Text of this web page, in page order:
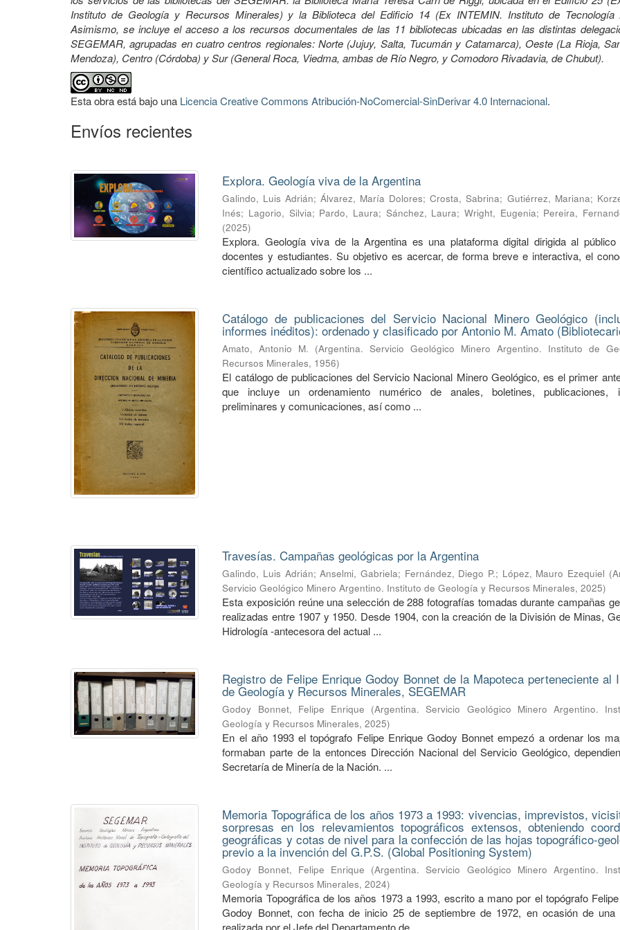
Instituto de Geología y Recursos Minerales) y la Biblioteca del Edificio 14 (Ex INTEMIN. Instituto de Tecnología
Asimismo, se incluye el acceso a los recursos documentales de las 11 bibliotecas ubicadas en las distintas
SEGEMAR, agrupadas en cuatro centros regionales: Norte (Jujuy, Salta, Tucumán y Catamarca), Oeste (La Rioja,
Mendoza), Centro (Córdoba) y Sur (General Roca, Viedma, ambas de Río Negro, y Comodoro Rivadavia, de Chubut).
Esta obra está bajo una Licencia Creative Commons Atribución-NoComercial-SinDerivar 4.0 Internacional.
Envíos recientes
Explora. Geología viva de la Argentina
Galindo, Luis Adrián;Álvarez, María Dolores;Crosta, Sabrina; Gutiérrez, Mariana;
Inés; Lagorio, Silvia; Pardo, Laura; Sánchez, Laura; Wright, Eugenia; Pereira,
(2025)
Explora. Geología viva de la Argentina es una plataforma digital dirigida al público
docentes y estudiantes. Su objetivo es acercar, de forma breve e interactiva, el
científico actualizado sobre los ...
Catálogo de publicaciones del Servicio Nacional Minero Geológico
informes inéditos): ordenado y clasificado por Antonio M. Amato
Amato, Antonio M. (Argentina. Servicio Geológico Minero Argentino. Instituto de
Recursos Minerales, 1956)
El catálogo de publicaciones del Servicio Nacional Minero Geológico, es el primer
que incluye un ordenamiento numérico de anales, boletines, publicaciones,
preliminares y comunicaciones, así como ...
Travesías. Campañas geológicas por la Argentina
Galindo, Luis Adrián;Anselmi, Gabriela; Fernández, Diego P.; López, Mauro Ezequiel (
Servicio Geológico Minero Argentino. Instituto de Geología y Recursos Minerales,2025)
Esta exposición reúne una selección de 288 fotografías tomadas durante campañas
realizadas entre 1907 y 1950. Desde 1904, con la creación de la División de Minas,
Hidrología -antecesora del actual ...
Registro de Felipe Enrique Godoy Bonnet de la Mapoteca perteneciente al
de Geología y Recursos Minerales, SEGEMAR
Godoy Bonnet, Felipe Enrique (Argentina. Servicio Geológico Minero Argentino.
Geología y Recursos Minerales,2025)
En el año 1993 el topógrafo Felipe Enrique Godoy Bonnet empezó a ordenar los
formaban parte de la entonces Dirección Nacional del Servicio Geológico,
Secretaría de Minería de la Nación. ...
Memoria Topográfica de los años 1973 a 1993: vivencias, imprevistos,
sorpresas en los relevamientos topográficos extensos, obteniendo
geográficas y cotas de nivel para la confección de las hojas topográfico-
previo a la invención del G.P.S. (Global Positioning System)
Godoy Bonnet, Felipe Enrique (Argentina. Servicio Geológico Minero Argentino.
Geología y Recursos Minerales,2024)
Memoria Topográfica de los años 1973 a 1993, escrito a mano por el topógrafo
Godoy Bonnet, con fecha de inicio 25 de septiembre de 1972, en ocasión de una
realizada por el Jefe del Departamento de ...